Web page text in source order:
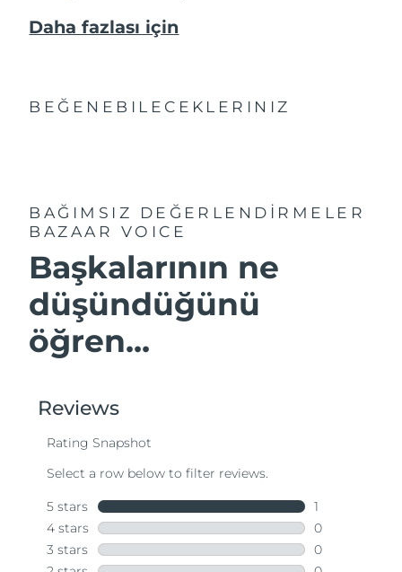
Daha fazlası için
BEĞENEBILECEKLERINIZ
BAĞIMSIZ DEĞERLENDİRMELER
BAZAAR VOICE
Başkalarının ne
düşündüğünü
öğren...